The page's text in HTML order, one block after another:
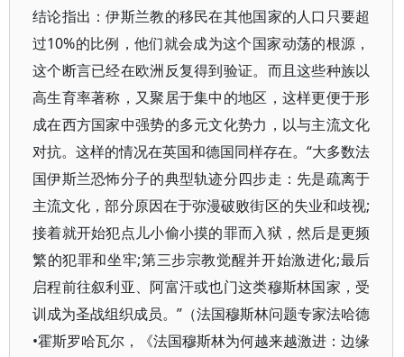
结论指出：伊斯兰教的移民在其他国家的人口只要超
过10%的比例，他们就会成为这个国家动荡的根源，
这个断言已经在欧洲反复得到验证。而且这些种族以
高生育率著称，又聚居于集中的地区，这样更便于形
成在西方国家中强势的多元文化势力，以与主流文化
对抗。这样的情况在英国和德国同样存在。“大多数法
国伊斯兰恐怖分子的典型轨迹分四步走：先是疏离于
主流文化，部分原因在于弥漫破败街区的失业和歧视;
接着就开始犯点儿小偷小摸的罪而入狱，然后是更频
繁的犯罪和坐牢;第三步宗教觉醒并开始激进化;最后
启程前往叙利亚、阿富汗或也门这类穆斯林国家，受
训成为圣战组织成员。”（法国穆斯林问题专家法哈德
•霍斯罗哈瓦尔，《法国穆斯林为何越来越激进：边缘